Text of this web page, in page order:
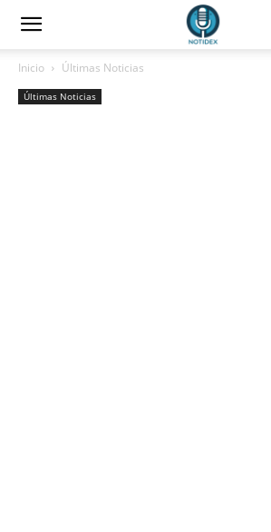
Inicio Últimas Noticias
Últimas Noticias